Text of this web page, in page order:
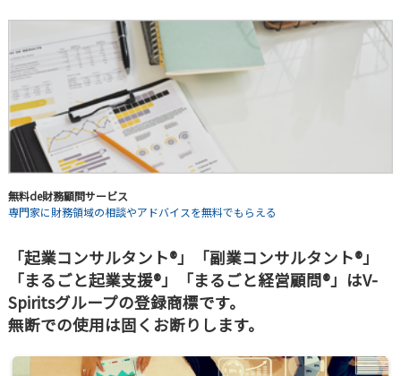
無料de財務顧問サービス
専門家に財務領域の相談やアドバイスを無料でもらえる
「起業コンサルタント®」「副業コンサルタント®」
「まるごと起業支援®」「まるごと経営顧問®」はV-
Spiritsグループの登録商標です。
無断での使用は固くお断りします。